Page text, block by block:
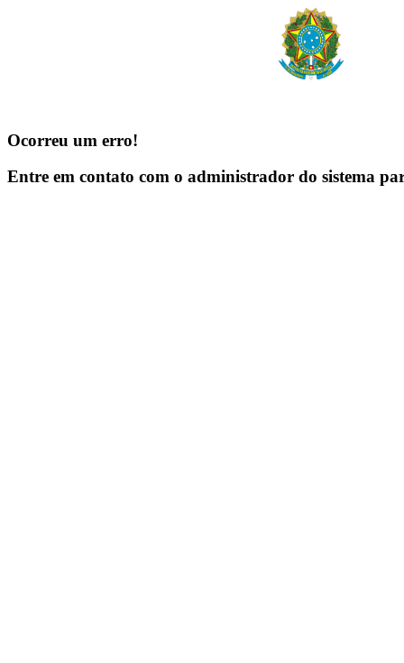
Ocorreu um erro!
Entre em contato com o administrador do sistema